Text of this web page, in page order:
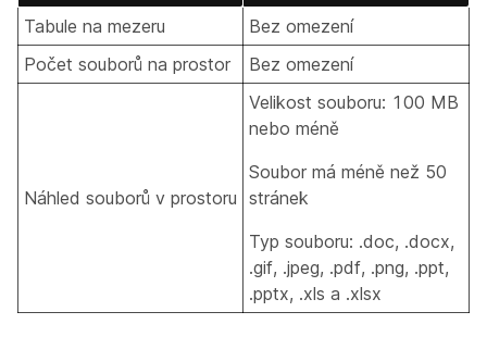
Tabule na mezeru
Bez omezení
Počet souborů na prostor
Bez omezení
Náhled souborů v prostoru
Velikost souboru: 100 MB
nebo méně
Soubor má méně než 50
stránek
Typ souboru: .doc, .docx,
.gif, .jpeg, .pdf, .png, .ppt,
.pptx, .xls a .xlsx